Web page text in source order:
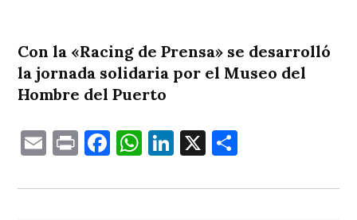
Con la «Racing de Prensa» se desarrolló
la jornada solidaria por el Museo del
Hombre del Puerto
EmailPrintFacebook
WhatsApp
LinkedIn
X